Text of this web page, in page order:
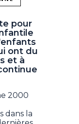
pour
ont du
et à
2000
dans la